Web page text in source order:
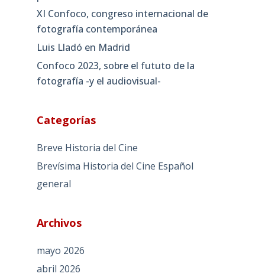
XI Confoco, congreso internacional de
fotografía contemporánea
Luis Lladó en Madrid
Confoco 2023, sobre el fututo de la
fotografía -y el audiovisual-
Categorías
Breve Historia del Cine
Brevísima Historia del Cine Español
general
Archivos
mayo 2026
abril 2026